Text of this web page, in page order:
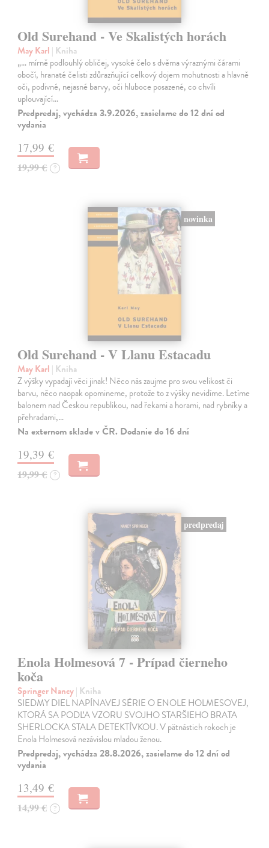
Old Surehand - Ve Skalistých horách
May Karl | Kniha
„… mírně podlouhlý obličej, vysoké čelo s dvěma výraznými čárami
obočí, hranaté čelisti zdůrazňující celkový dojem mohutnosti a hlavně
oči, podivné, nejasné barvy, oči hluboce posazené, co chvíli
uplouvající…
Predpredaj, vychádza 3.9.2026, zasielame do 12 dní od
vydania
17,99 €
19,99 € ?
novinka
Old Surehand - V Llanu Estacadu
May Karl | Kniha
Z výšky vypadají věci jinak! Něco nás zaujme pro svou velikost či
barvu, něco naopak opomineme, protože to z výšky nevidíme. Letíme
balonem nad Českou republikou, nad řekami a horami, nad rybníky a
přehradami,…
Na externom sklade v ČR. Dodanie do 16 dní
19,39 €
19,99 € ?
predpredaj
Enola Holmesová 7 - Prípad čierneho
koča
Springer Nancy| Kniha
SIEDMY DIEL NAPÍNAVEJ SÉRIE O ENOLE HOLMESOVEJ,
KTORÁ SA PODĽA VZORU SVOJHO STARŠIEHO BRATA
SHERLOCKA STALA DETEKTÍVKOU. V pätnástich rokoch je
Enola Holmesová nezávislou mladou ženou.
Predpredaj, vychádza 28.8.2026, zasielame do 12 dní od
vydania
13,49 €
14,99 € ?